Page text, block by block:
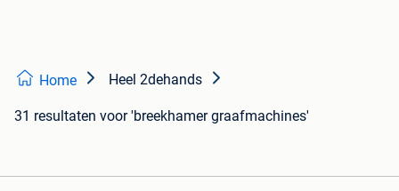
Home Heel 2dehands
31 resultaten voor 'breekhamer graafmachines'